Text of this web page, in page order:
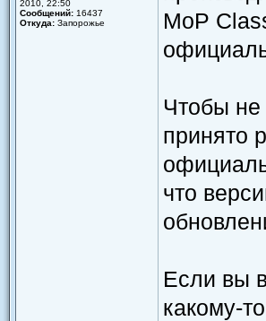
2010, 22:50
Сообщений: 16437
Откуда: Запорожье
MoP
Чтобы не
принято
что
Если вы
какому-